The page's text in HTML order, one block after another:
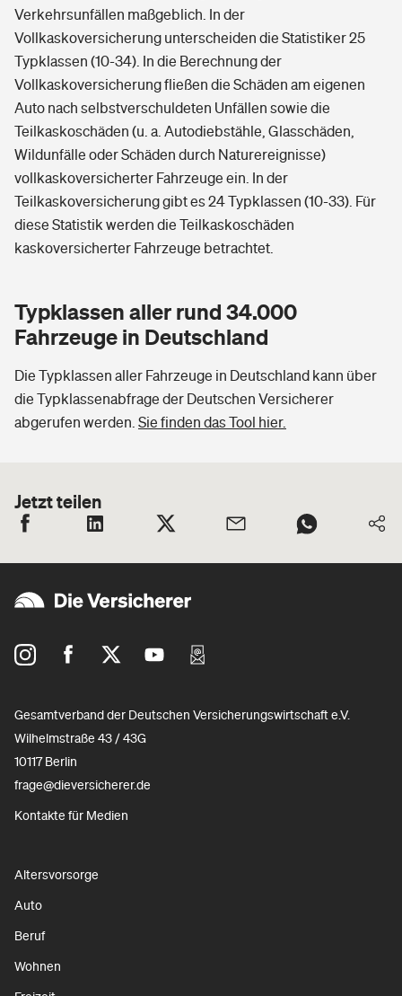
Verkehrsunfällen maßgeblich. In der
Vollkaskoversicherung unterscheiden die Statistiker 25
Typklassen (10-34). In die Berechnung der
Vollkaskoversicherung fließen die Schäden am eigenen
Auto nach selbstverschuldeten Unfällen sowie die
Teilkaskoschäden (u. a. Autodiebstähle, Glasschäden,
Wildunfälle oder Schäden durch Naturereignisse)
vollkaskoversicherter Fahrzeuge ein. In der
Teilkaskoversicherung gibt es 24 Typklassen (10-33). Für
diese Statistik werden die Teilkaskoschäden
kaskoversicherter Fahrzeuge betrachtet.
Typklassen aller rund 34.000
Fahrzeuge in Deutschland
Die Typklassen aller Fahrzeuge in Deutschland kann über
die Typklassenabfrage der Deutschen Versicherer
abgerufen werden. Sie finden das Tool hier.
Jetzt teilen
Gesamtverband der Deutschen Versicherungswirtschaft e.V.
Wilhelmstraße 43 / 43G
10117 Berlin
frage@dieversicherer.de
Kontakte für Medien
Altersvorsorge
Auto
Beruf
Wohnen